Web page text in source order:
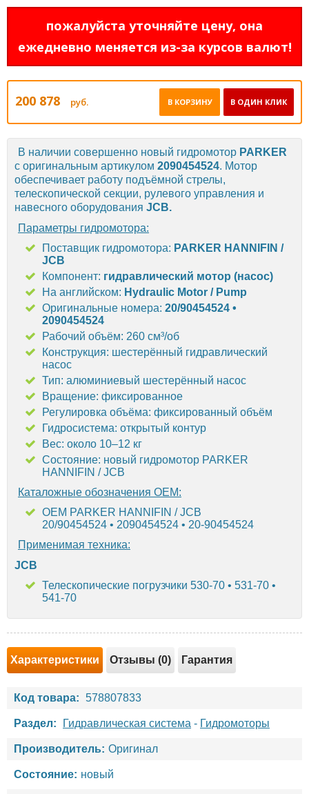
пожалуйста уточняйте цену, она
ежедневно меняется из-за курсов валют!
200 878 руб. В ОДИН КЛИК
В КОРЗИНУ
В наличии совершенно новый гидромотор PARKER
с оригинальным артикулом 2090454524. Мотор
обеспечивает работу подъёмной стрелы,
телескопической секции, рулевого управления и
навесного оборудования JCB.
Параметры гидромотора:
Поставщик гидромотора: PARKER HANNIFIN /
JCB
Компонент: гидравлический мотор (насос)
На английском: Hydraulic Motor / Pump
Оригинальные номера: 20/90454524 •
2090454524
Рабочий объём: 260 см³/об
Конструкция: шестерённый гидравлический
насос
Тип: алюминиевый шестерённый насос
Вращение: фиксированное
Регулировка объёма: фиксированный объём
Гидросистема: открытый контур
Вес: около 10–12 кг
Состояние: новый гидромотор PARKER
HANNIFIN / JCB
Каталожные обозначения OEM:
OEM PARKER HANNIFIN / JCB
20/90454524 • 2090454524 • 20-90454524
Применимая техника:
JCB
Телескопические погрузчики 530-70 • 531-70 •
541-70
Характеристики Отзывы (0) Гарантия
Код товара: 578807833
Раздел: Гидравлическая система - Гидромоторы
Производитель: Оригинал
Состояние: новый